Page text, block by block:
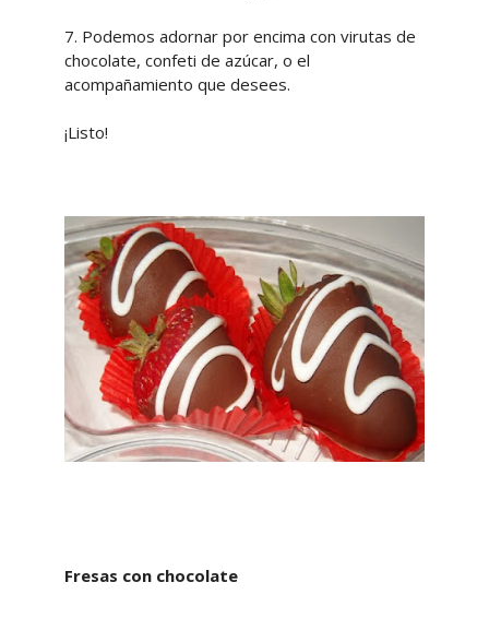
7. Podemos adornar por encima con virutas de
chocolate, confeti de azúcar, o el
acompañamiento que desees.
¡Listo!
Fresas con chocolate